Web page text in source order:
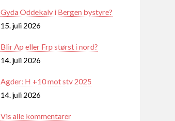
Gyda Oddekalv i Bergen bystyre?
15. juli 2026
Blir Ap eller Frp størst i nord?
14. juli 2026
Agder: H +10 mot stv 2025
14. juli 2026
Vis alle kommentarer